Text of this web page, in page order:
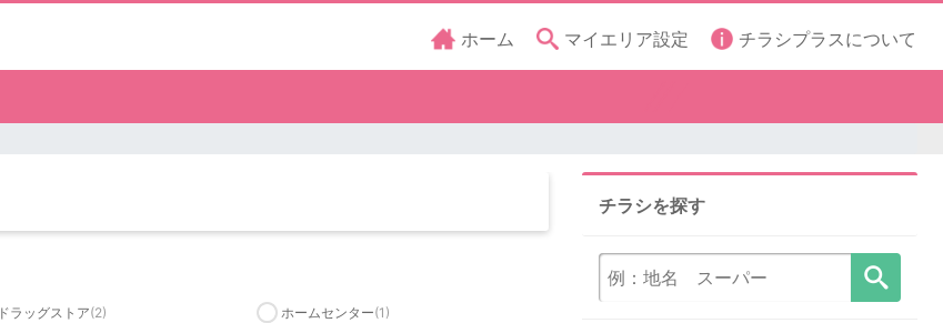
ホーム マイエリア設定 チラシプラスについて
ドラッグストア(2) ホームセンター(1)
チラシを探す